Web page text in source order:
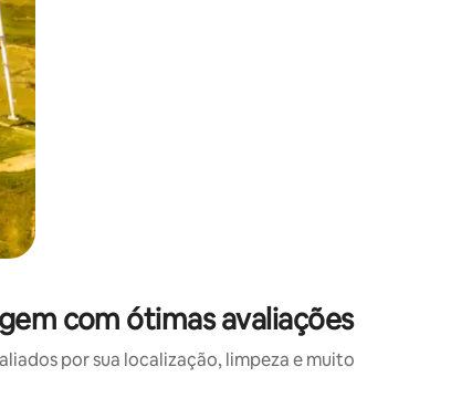
com ótimas avaliações
por sua localização, limpeza e muito